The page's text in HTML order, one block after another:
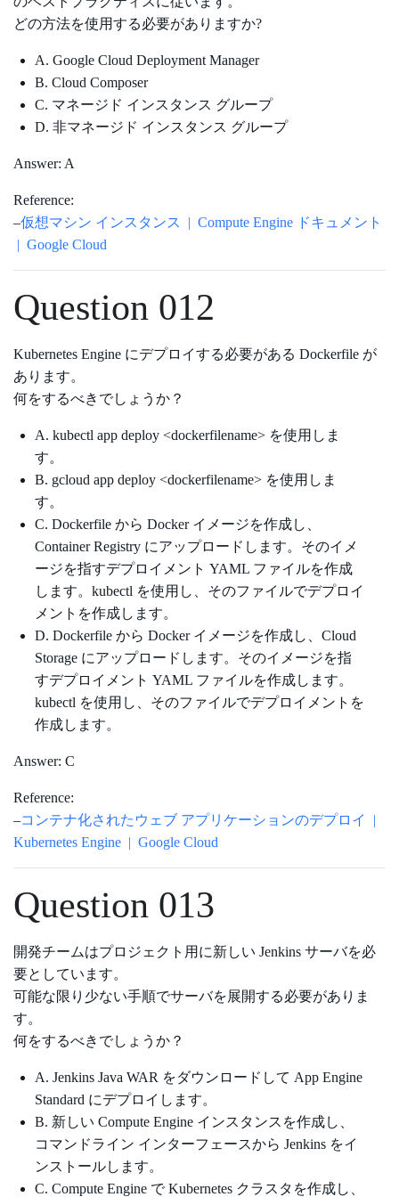
どの方法を使用する必要がありますか?
A. Google Cloud Deployment Manager
B. Cloud Composer
C. マネージド インスタンス グループ
D. 非マネージド インスタンス グループ
Answer: A
Reference:
–仮想マシン インスタンス | Compute Engine ドキュメント
| Google Cloud
Question 012
Kubernetes Engine にデプロイする必要がある Dockerfile が
あります。
何をするべきでしょうか？
A. kubectl app deploy <dockerfilename> を使用しま
す。
B. gcloud app deploy <dockerfilename> を使用しま
す。
C. Dockerfile から Docker イメージを作成し、
Container Registry にアップロードします。そのイメ
ージを指すデプロイメント YAML ファイルを作成
します。kubectl を使用し、そのファイルでデプロイ
メントを作成します。
D. Dockerfile から Docker イメージを作成し、Cloud
Storage にアップロードします。そのイメージを指
すデプロイメント YAML ファイルを作成します。
kubectl を使用し、そのファイルでデプロイメントを
作成します。
Answer: C
Reference:
–コンテナ化されたウェブ アプリケーションのデプロイ |
Kubernetes Engine | Google Cloud
Question 013
開発チームはプロジェクト用に新しい Jenkins サーバを必
要としています。
可能な限り少ない手順でサーバを展開する必要がありま
す。
何をするべきでしょうか？
A. Jenkins Java WAR をダウンロードして App Engine
Standard にデプロイします。
B. 新しい Compute Engine インスタンスを作成し、
コマンドライン インターフェースから Jenkins をイ
ンストールします。
C. Compute Engine で Kubernetes クラスタを作成し、